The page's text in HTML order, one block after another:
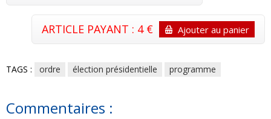
ARTICLE PAYANT : 4 € Ajouter au panier
TAGS : ordre élection présidentielle programme
Commentaires :